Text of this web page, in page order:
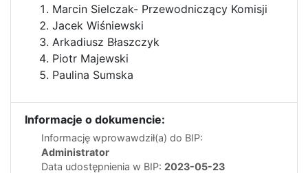
Marcin Sielczak- Przewodniczący Komisji
Jacek Wiśniewski
Arkadiusz Błaszczyk
Piotr Majewski
Paulina Sumska
Informacje o dokumencie:
Informację wprowawdził(a) do BIP:
Administrator
Data udostępnienia w BIP: 2023-05-23